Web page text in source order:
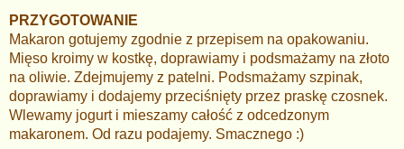
PRZYGOTOWANIE
Makaron gotujemy zgodnie z przepisem na opakowaniu.
Mięso kroimy w kostkę, doprawiamy i podsmażamy na złoto
na oliwie. Zdejmujemy z patelni. Podsmażamy szpinak,
doprawiamy i dodajemy przeciśnięty przez praskę czosnek.
Wlewamy jogurt i mieszamy całość z odcedzonym
makaronem. Od razu podajemy. Smacznego :)